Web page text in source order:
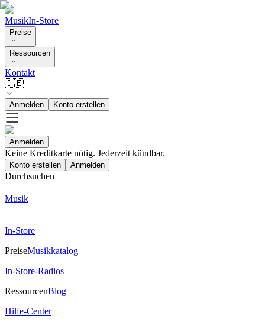
MusikIn-Store
Preise
Ressourcen
Kontakt
🇩🇪
Anmelden Konto erstellen
Anmelden
Keine Kreditkarte nötig. Jederzeit kündbar.
Konto erstellen Anmelden
Durchsuchen
Musik
In-Store
PreiseMusikkatalog
In-Store-Radios
RessourcenBlog
Hilfe-Center